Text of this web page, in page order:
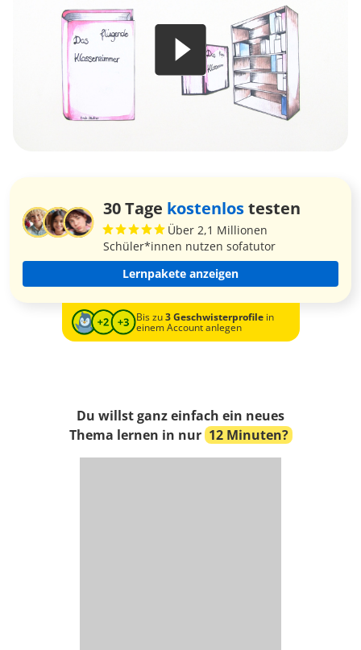
30 Tage kostenlostesten
Über 2,1 Millionen
Schüler*innen nutzen sofatutor
Lernpakete anzeigen
Bis zu3 Geschwisterprofilein
einem Account anlegen
Du willst ganz einfach ein neues
Thema lernen in nur 12 Minuten?